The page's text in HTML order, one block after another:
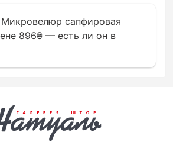
сапфировая
896₴ — есть ли он в